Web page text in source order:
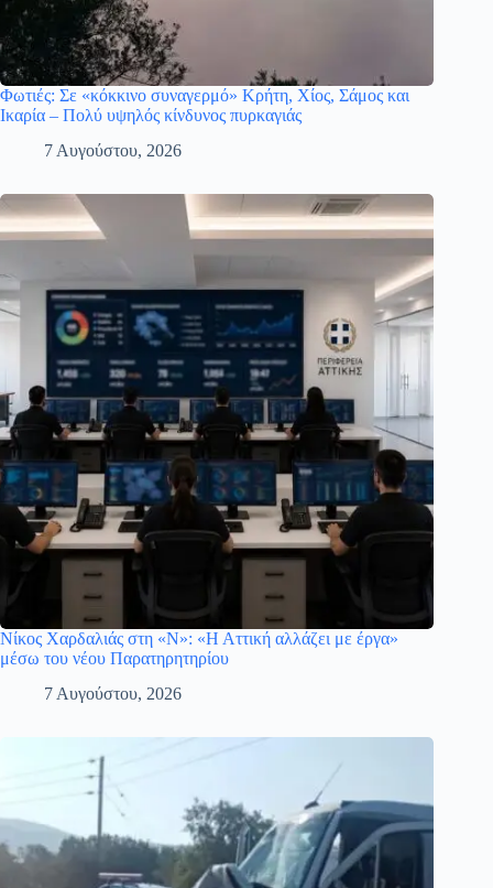
Φωτιές: Σε «κόκκινο συναγερμό» Κρήτη, Χίος, Σάμος και
Ικαρία – Πολύ υψηλός κίνδυνος πυρκαγιάς
7 Αυγούστου, 2026
Νίκος Χαρδαλιάς στη «Ν»: «Η Αττική αλλάζει με έργα»
μέσω του νέου Παρατηρητηρίου
7 Αυγούστου, 2026